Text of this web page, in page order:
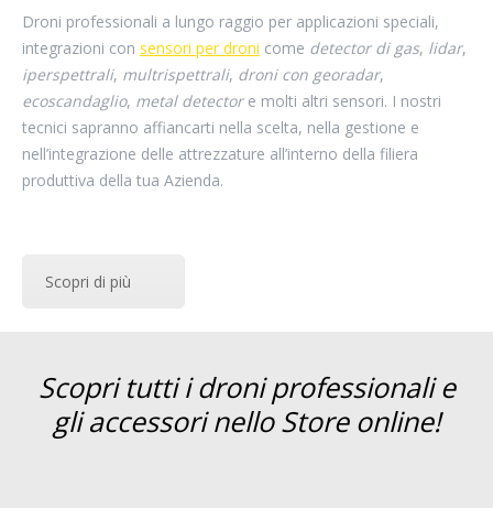
Droni professionali a lungo raggio per applicazioni speciali,
integrazioni con sensori per droni come detector di gas, lidar,
iperspettrali, multrispettrali, droni con georadar,
ecoscandaglio, metal detectore molti altri sensori. I nostri
tecnici sapranno affiancarti nella scelta, nella gestione e
nell’integrazione delle attrezzature all’interno della filiera
produttiva della tua Azienda.
Scopri di più
Scopri tutti i droni professionali e
gli accessori nello Store online!